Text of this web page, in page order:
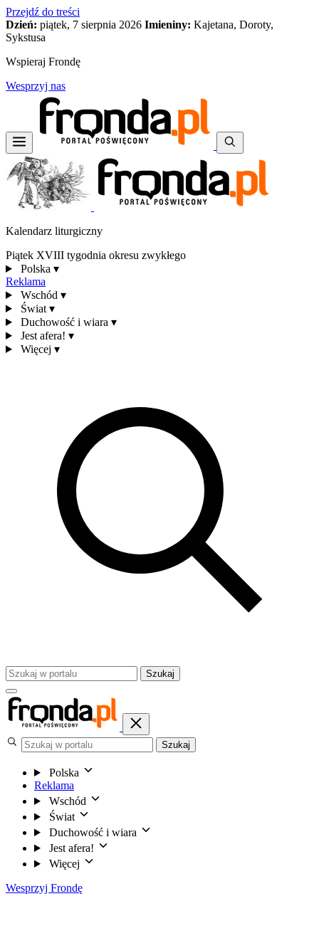
Przejdź do treści
Dzień: piątek, 7 sierpnia 2026 Imieniny: Kajetana, Doroty,
Sykstusa
Wspieraj Frondę
Wesprzyj nas
Kalendarz liturgiczny
Piątek XVIII tygodnia okresu zwykłego
Polska ▾
Reklama
Wschód ▾
Świat ▾
Duchowość i wiara ▾
Jest afera! ▾
Więcej ▾
Szukaj
Szukaj
Polska
Reklama
Wschód
Świat
Duchowość i wiara
Jest afera!
Więcej
Wesprzyj Frondę